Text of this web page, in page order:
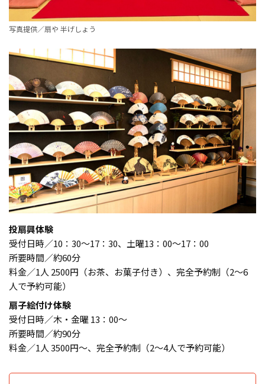
写真提供／扇や 半げしょう
投扇興体験
受付日時／10：30～17：30、土曜13：00～17：00
所要時間／約60分
料金／1人 2500円（お茶、お菓子付き）、完全予約制（2～6
人で予約可能）
扇子絵付け体験
受付日時／木・金曜 13：00～
所要時間／約90分
料金／1人 3500円〜、完全予約制（2～4人で予約可能）